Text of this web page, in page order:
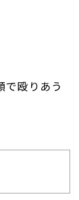
で殴りあう